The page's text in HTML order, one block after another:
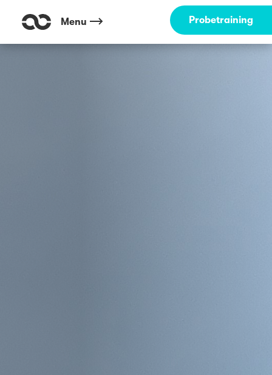
Menu Probetraining